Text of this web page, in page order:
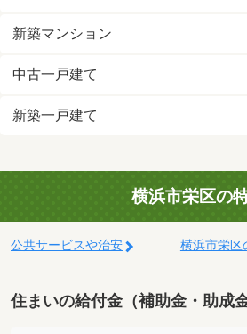
新築マンション
中古一戸建て
新築一戸建て
横浜市栄区の
公共サービスや治安 横浜市栄区
住まいの給付金（補助金・助成金